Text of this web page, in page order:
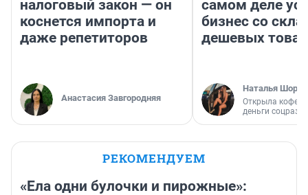
налоговый закон — он
коснется импорта и
даже репетиторов
Анастасия Завгородняя
самом деле
бизнес со
дешевых
Наталья
Открыла
деньги
РЕКОМЕНДУЕМ
«Ела одни булочки и пирожные»: